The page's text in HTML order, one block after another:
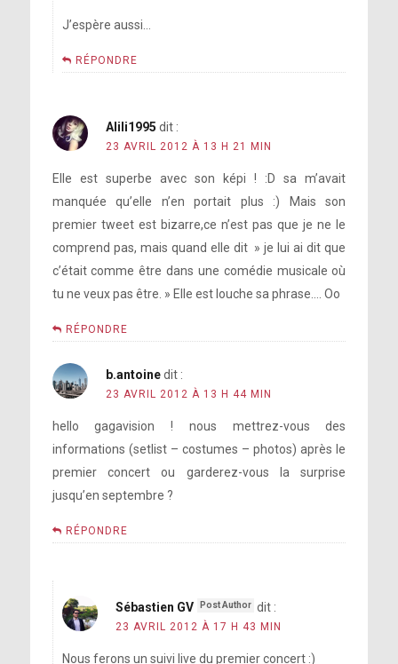
J’espère aussi…
RÉPONDRE
Alili1995 dit :
23 AVRIL 2012 À 13 H 21 MIN
Elle est superbe avec son képi ! :D sa m’avait
manquée qu’elle n’en portait plus :) Mais son
premier tweet est bizarre,ce n’est pas que je ne le
comprend pas, mais quand elle dit » je lui ai dit que
c’était comme être dans une comédie musicale où
tu ne veux pas être. » Elle est louche sa phrase…. Oo
RÉPONDRE
b.antoine dit :
23 AVRIL 2012 À 13 H 44 MIN
hello gagavision ! nous mettrez-vous des
informations (setlist – costumes – photos) après le
premier concert ou garderez-vous la surprise
jusqu’en septembre ?
RÉPONDRE
Sébastien GV dit :
23 AVRIL 2012 À 17 H 43 MIN
Nous ferons un suivi live du premier concert :)